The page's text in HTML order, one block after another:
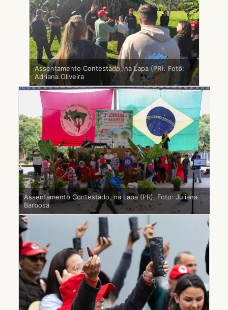
Assentamento Contestado, na Lapa (PR). Foto:
Adriana Oliveira
Assentamento Contestado, na Lapa (PR). Foto: Juliana
Barbosa